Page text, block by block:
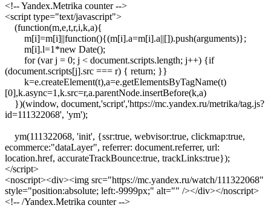
<!-- Yandex.Metrika counter -->
<script type="text/javascript">
(function(m,e,t,r,i,k,a){
m[i]=m[i]||function(){(m[i].a=m[i].a||[]).push(arguments)};
m[i].l=1*new Date();
for (var j = 0; j < document.scripts.length; j++) {if
(document.scripts[j].src === r) { return; }}
k=e.createElement(t),a=e.getElementsByTagName(t)
[0],k.async=1,k.src=r,a.parentNode.insertBefore(k,a)
})(window, document,'script','https://mc.yandex.ru/metrika/tag.js?
id=111322068', 'ym');
ym(111322068, 'init', {ssr:true, webvisor:true, clickmap:true,
ecommerce:"dataLayer", referrer: document.referrer, url:
location.href, accurateTrackBounce:true, trackLinks:true});
</script>
<noscript><div><img src="https://mc.yandex.ru/watch/111322068"
style="position:absolute; left:-9999px;" alt="" /></div></noscript>
<!-- /Yandex.Metrika counter -->